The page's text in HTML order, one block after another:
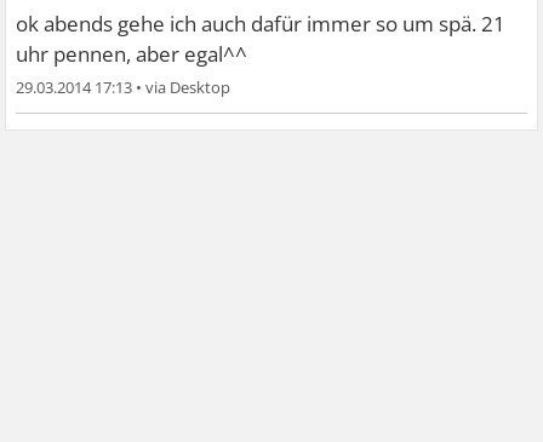
ok abends gehe ich auch dafür immer so um spä. 21
uhr pennen, aber egal^^
29.03.2014 17:13 •